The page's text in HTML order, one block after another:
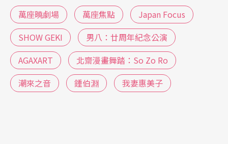
萬座曉劇場 萬座焦點
Japan Focus
SHOW GEKI
男八：廿周年紀念公演
AGAXART
北齋漫畫舞踏：So Zo Ro
潮來之音
鍾伯淵 我妻惠美子